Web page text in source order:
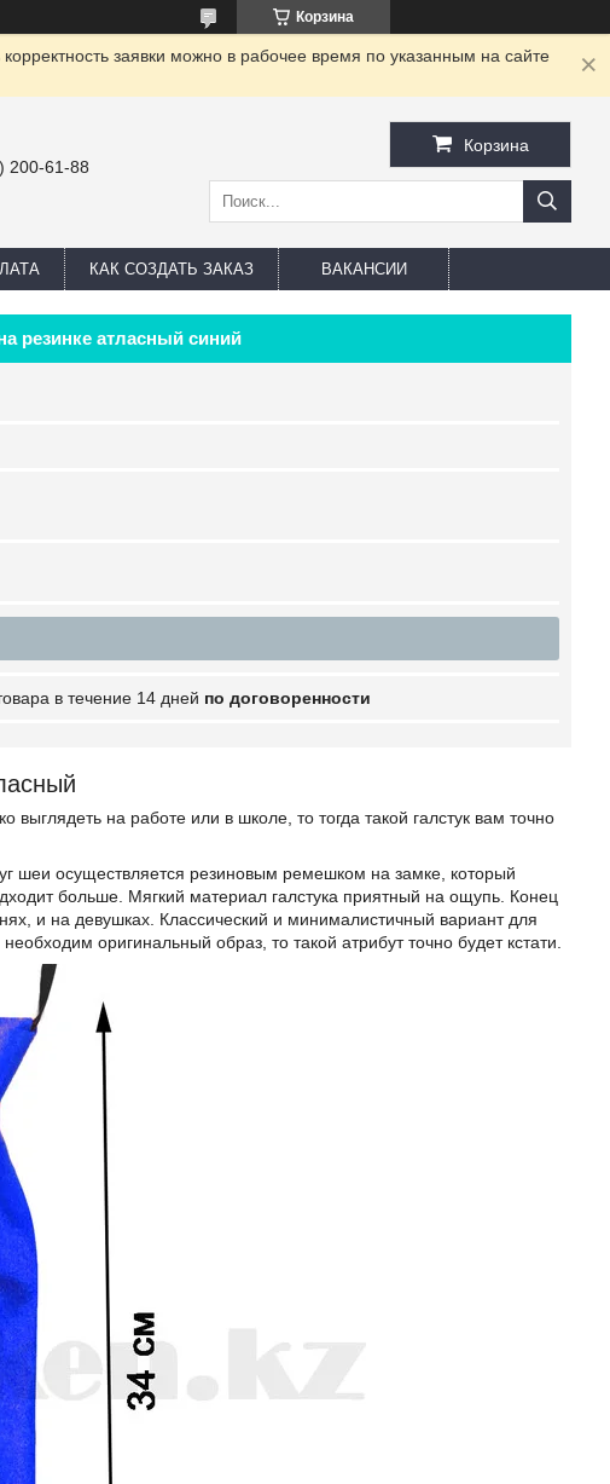
Корзина
заявки можно в рабочее время по указанным на сайте
200-61-88
Корзина
КАК СОЗДАТЬ ЗАКАЗ ВАКАНСИИ
резинке атласный синий
в течение 14 дней по договоренности
выглядеть на работе или в школе, то тогда такой галстук вам точно
шеи осуществляется резиновым ремешком на замке, который
больше. Мягкий материал галстука приятный на ощупь. Конец
и на девушках. Классический и минималистичный вариант для
оригинальный образ, то такой атрибут точно будет кстати.